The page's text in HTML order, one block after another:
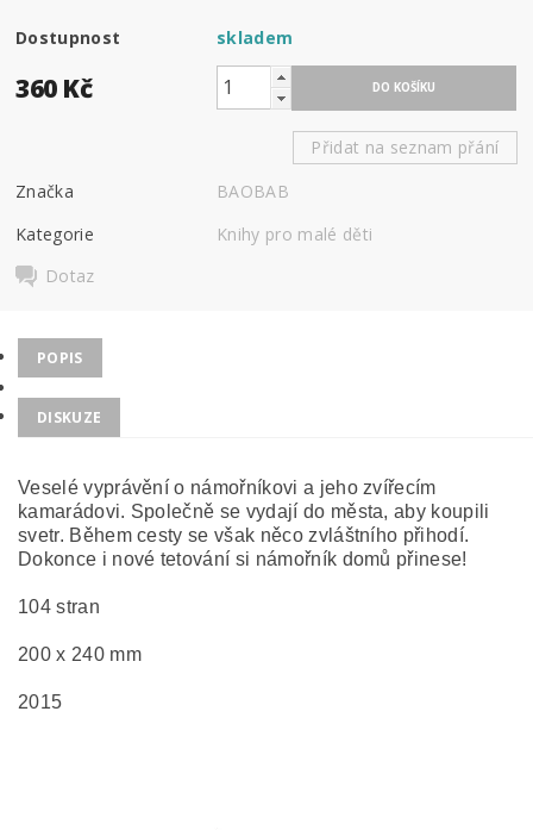
Dostupnost skladem
360 Kč
Přidat na seznam přání
Značka
BAOBAB
Kategorie
Knihy pro malé děti
Dotaz
POPIS
DISKUZE
Veselé vyprávění o námořníkovi a jeho zvířecím
kamarádovi. Společně se vydají do města, aby koupili
svetr. Během cesty se však něco zvláštního přihodí.
Dokonce i nové tetování si námořník domů přinese!
104 stran
200 x 240 mm
2015